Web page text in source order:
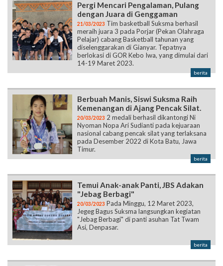
Pergi Mencari Pengalaman, Pulang
dengan Juara di Genggaman
21/03/2023 Tim basketball Suksma berhasil
meraih juara 3 pada Porjar (Pekan Olahraga
Pelajar) cabang Basketball tahunan yang
diselenggarakan di Gianyar. Tepatnya
berlokasi di GOR Kebo Iwa, yang dimulai dari
14-19 Maret 2023.
berita
Berbuah Manis, Siswi Suksma Raih
Kemenangan di Ajang Pencak Silat.
20/03/2023 2 medali berhasil dikantongi Ni
Nyoman Nopa Ari Sudianti pada kejuaraan
nasional cabang pencak silat yang terlaksana
pada Desember 2022 di Kota Batu, Jawa
Timur.
berita
Temui Anak-anak Panti, JBS Adakan
"Jebag Berbagi"
20/03/2023 Pada Minggu, 12 Maret 2023,
Jegeg Bagus Suksma langsungkan kegiatan
"Jebag Berbagi" di panti asuhan Tat Twam
Asi, Denpasar.
berita